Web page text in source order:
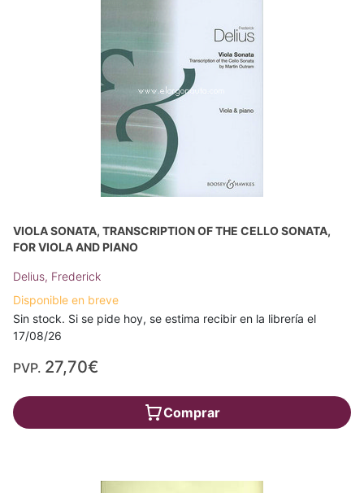
VIOLA SONATA, TRANSCRIPTION OF THE CELLO SONATA,
FOR VIOLA AND PIANO
Delius, Frederick
Disponible en breve
Sin stock. Si se pide hoy, se estima recibir en la librería el
17/08/26
PVP. 27,70€
Comprar